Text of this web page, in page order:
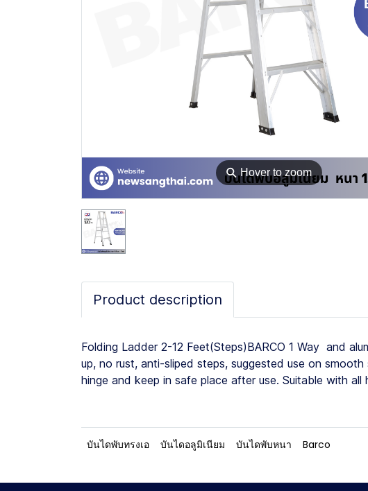
⚲Hover to zoom
Product description
Folding Ladder 2-12 Feet(Steps)BARCO 1 Way and
up, no rust, anti-sliped steps, suggested use on
hinge and keep in safe place after use. Suitable with
บันไดพับทรงเอ บันไดอลูมิเนียม บันไดพับหนา Barco